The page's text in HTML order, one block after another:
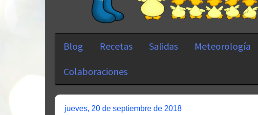
Blog Recetas Salidas Meteorología
Colaboraciones
jueves, 20 de septiembre de 2018